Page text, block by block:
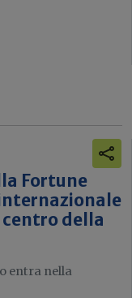
Fortune
della
entra nella